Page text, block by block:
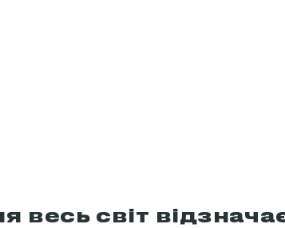
весь світ